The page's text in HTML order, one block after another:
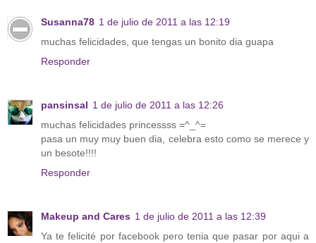
Susanna78 1 de julio de 2011 a las 12:19
muchas felicidades, que tengas un bonito dia guapa
Responder
pansinsal 1 de julio de 2011 a las 12:26
muchas felicidades princessss =^_^=
pasa un muy muy buen dia, celebra esto como se merece y
un besote!!!!
Responder
Makeup and Cares 1 de julio de 2011 a las 12:39
Ya te felicité por facebook pero tenia que pasar por aqui a